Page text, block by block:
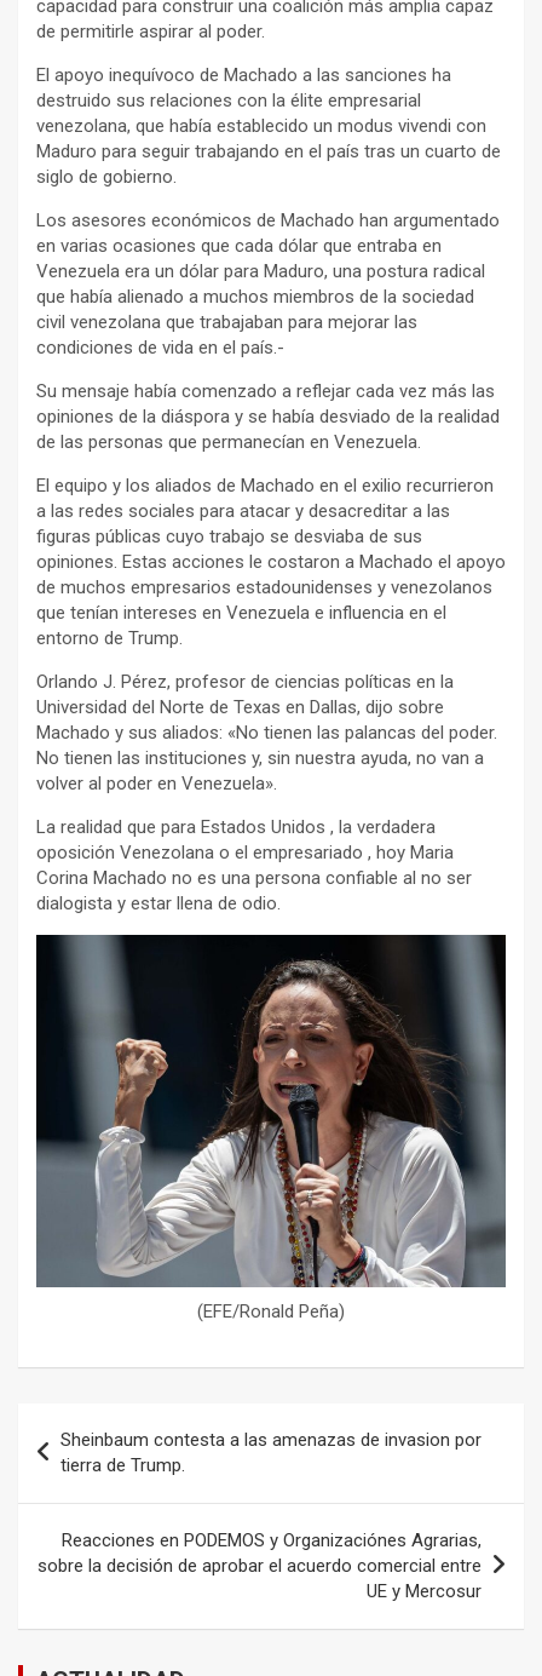
capacidad para construir una coalición más amplia capaz
de permitirle aspirar al poder.
El apoyo inequívoco de Machado a las sanciones ha
destruido sus relaciones con la élite empresarial
venezolana, que había establecido un modus vivendi con
Maduro para seguir trabajando en el país tras un cuarto de
siglo de gobierno.
Los asesores económicos de Machado han argumentado
en varias ocasiones que cada dólar que entraba en
Venezuela era un dólar para Maduro, una postura radical
que había alienado a muchos miembros de la sociedad
civil venezolana que trabajaban para mejorar las
condiciones de vida en el país.-
Su mensaje había comenzado a reflejar cada vez más las
opiniones de la diáspora y se había desviado de la realidad
de las personas que permanecían en Venezuela.
El equipo y los aliados de Machado en el exilio recurrieron
a las redes sociales para atacar y desacreditar a las
figuras públicas cuyo trabajo se desviaba de sus
opiniones. Estas acciones le costaron a Machado el apoyo
de muchos empresarios estadounidenses y venezolanos
que tenían intereses en Venezuela e influencia en el
entorno de Trump.
Orlando J. Pérez, profesor de ciencias políticas en la
Universidad del Norte de Texas en Dallas, dijo sobre
Machado y sus aliados: «No tienen las palancas del poder.
No tienen las instituciones y, sin nuestra ayuda, no van a
volver al poder en Venezuela».
La realidad que para Estados Unidos , la verdadera
oposición Venezolana o el empresariado , hoy Maria
Corina Machado no es una persona confiable al no ser
dialogista y estar llena de odio.
(EFE/Ronald Peña)
de
entradas
Sheinbaum contesta a las amenazas de invasion por
tierra de Trump.
Reacciones en PODEMOS y Organizaciónes Agrarias,
sobre la decisión de aprobar el acuerdo comercial entre
UE y Mercosur